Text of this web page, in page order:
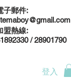
子郵件:
盟熱線:
/ 28901790
登入